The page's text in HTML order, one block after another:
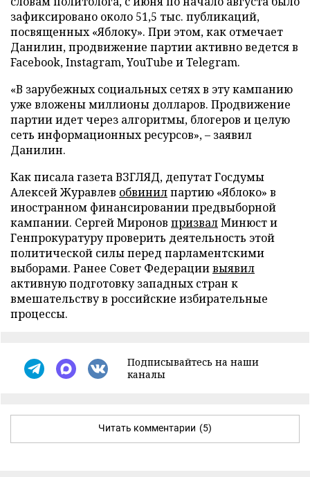
зафиксировано около 51,5 тыс. публикаций,
посвященных «Яблоку». При этом, как отмечает
Данилин, продвижение партии активно ведется в
Facebook, Instagram, YouTube и Telegram.
«В зарубежных социальных сетях в эту кампанию
уже вложены миллионы долларов. Продвижение
партии идет через алгоритмы, блогеров и целую
сеть информационных ресурсов», – заявил
Данилин.
Как писала газета ВЗГЛЯД, депутат Госдумы
Алексей Журавлев обвинилпартию «Яблоко» в
иностранном финансировании предвыборной
кампании. Сергей Миронов призвалМинюст и
Генпрокуратуру проверить деятельность этой
политической силы перед парламентскими
выборами. Ранее Совет Федерациивыявил
активную подготовку западных стран к
вмешательству в российские избирательные
процессы.
Подписывайтесь на наши
каналы
Читать комментарии (5)